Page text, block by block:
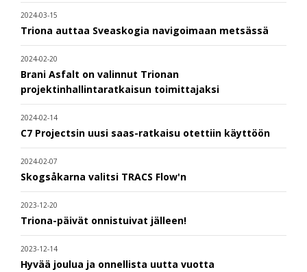
2024-03-15
Triona auttaa Sveaskogia navigoimaan metsässä
2024-02-20
Brani Asfalt on valinnut Trionan
projektinhallintaratkaisun toimittajaksi
2024-02-14
C7 Projectsin uusi saas-ratkaisu otettiin käyttöön
2024-02-07
Skogsåkarna valitsi TRACS Flow'n
2023-12-20
Triona-päivät onnistuivat jälleen!
2023-12-14
Hyvää joulua ja onnellista uutta vuotta